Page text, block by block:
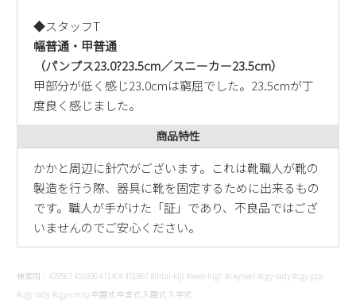
◆スタッフT
幅普通・甲普通
（パンプス23.0?23.5cm／スニーカー23.5cm）
甲部分が低く感じ23.0cmは窮屈でした。23.5cmが丁
度良く感じました。
商品特性
かかと周辺に針穴がございます。これは靴職人が靴の
製造を行う際、器具に靴を固定するために出来るもの
です。職人が手がけた「証」であり、不良品ではござ
いませんのでご安心ください。
検索用：429567 451896 471404 451897 #mtal-kiji #heel-high #ckyheel #cgy-lady #cgy-pps
#cgy-lady #cgy-cmny 卒園式 卒業式 入園式 入学式